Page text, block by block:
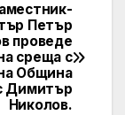
Петър
проведе
среща с
Община
Димитър
Николов.